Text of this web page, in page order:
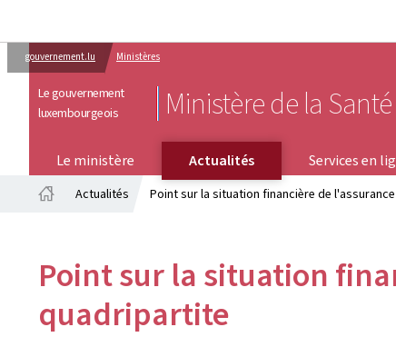
gouvernement.lu Ministères
Le gouvernement
luxembourgeois
Ministère de la
Le ministère Actualités Services en
Actualités Point sur la situation financière de
Point sur la situation
quadripartite